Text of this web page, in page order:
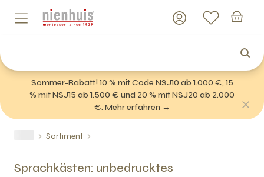
Sommer-Rabatt! 10 % mit Code NSJ10 ab 1.000 €, 15
% mit NSJ15 ab 1.500 € und 20 % mit NSJ20 ab 2.000
€. Mehr erfahren →
Sortiment
Sprachkästen: unbedrucktes